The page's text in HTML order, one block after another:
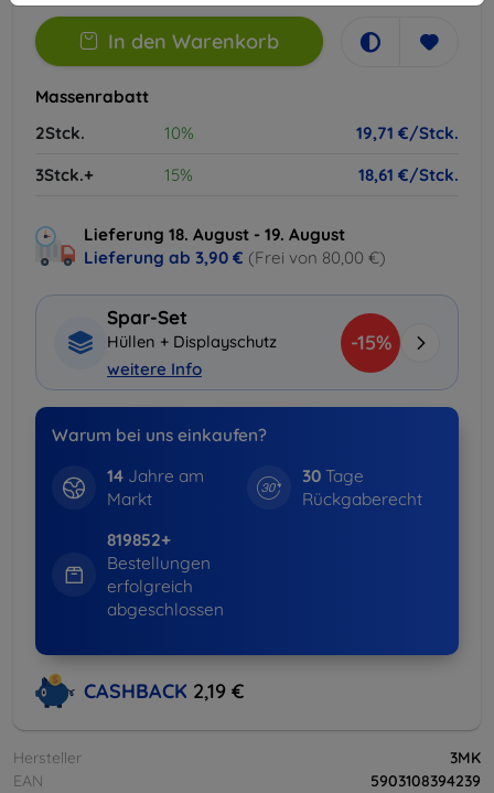
In den Warenkorb
Massenrabatt
2Stck.
10%
19,71 €/Stck.
3Stck.+
15% 18,61 €/Stck.
Lieferung 18. August - 19. August
Lieferung ab 3,90 € (Frei von 80,00 €)
Spar-Set
Hüllen + Displayschutz
weitere Info
-15%
Warum bei uns einkaufen?
14Jahre am
Markt
30 Tage
Rückgaberecht
819852+
Bestellungen
erfolgreich
abgeschlossen
CASHBACK 2,19 €
Hersteller
3MK
EAN
5903108394239